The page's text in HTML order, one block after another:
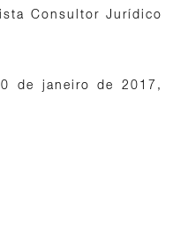
Consultor Jurídico
de janeiro de 2017,